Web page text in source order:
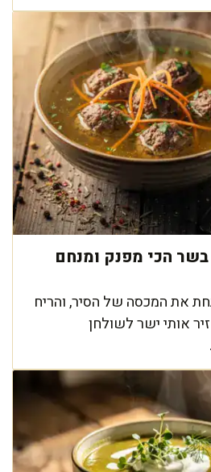
הכי מפנק ומנחם
את המכסה של הסיר, והריח
אותי ישר לשולחן